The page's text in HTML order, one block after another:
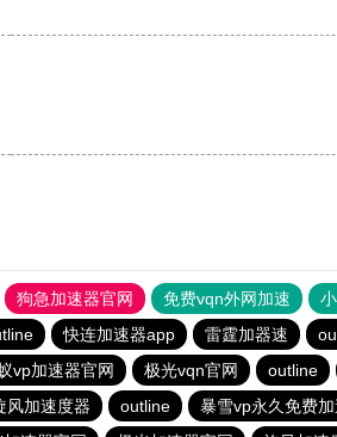
狗急加速器官网 免费vqn外网加速
快连加速器app 雷霆加器速
vp加速器官网 极光vqn官网 outline
风加速度器 outline 暴雪vp永久免费